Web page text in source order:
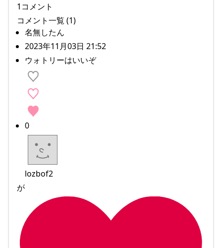
1コメント
コメント一覧 (1)
名無したん
2023年11月03日 21:52
ウォトリーはいいぞ
0
lozbof2
が